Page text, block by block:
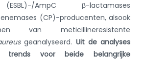
AmpC β-lactamases
(CP)-producenten, alsook
van meticillineresistente
geanalyseerd. Uit de analyses
trends voor beide belangrijke